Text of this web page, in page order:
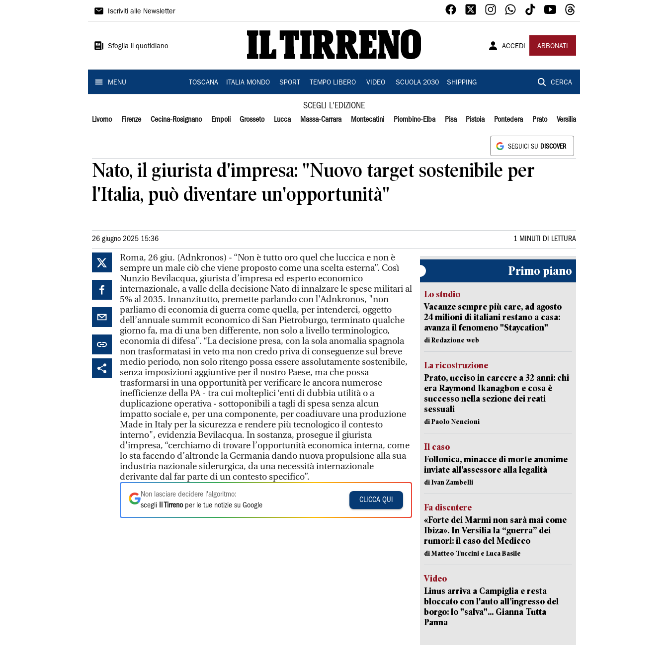
Il
Iscriviti alle Newsletter
Sfoglia il quotidiano ACCEDI ABBONATI
MENU TOSCANA ITALIA MONDO SPORT TEMPO LIBERO VIDEO SCUOLA 2030 SHIPPING CERCA
SCEGLI L'EDIZIONE
Livorno Firenze Cecina-Rosignano Empoli Grosseto Lucca Massa-Carrara Montecatini Piombino-Elba Pisa Pistoia Pontedera Prato Versilia
SEGUICI SU DISCOVER
Nato, il giurista d'impresa: "Nuovo target sostenibile per
l'Italia, può diventare un'opportunità"
26 giugno 2025 15:36 1 MINUTI DI LETTURA
Roma, 26 giu. (Adnkronos) - “Non è tutto oro quel che luccica e non è
sempre un male ciò che viene proposto come una scelta esterna”. Così
Nunzio Bevilacqua, giurista d’impresa ed esperto economico
internazionale, a valle della decisione Nato di innalzare le spese militari al
5% al 2035. Innanzitutto, premette parlando con l'Adnkronos, "non
parliamo di economia di guerra come quella, per intenderci, oggetto
dell’annuale summit economico di San Pietroburgo, terminato qualche
giorno fa, ma di una ben differente, non solo a livello terminologico,
economia di difesa". “La decisione presa, con la sola anomalia spagnola
non trasformatasi in veto ma non credo priva di conseguenze sul breve
medio periodo, non solo ritengo possa essere assolutamente sostenibile,
senza imposizioni aggiuntive per il nostro Paese, ma che possa
trasformarsi in una opportunità per verificare le ancora numerose
inefficienze della PA - tra cui molteplici ‘enti di dubbia utilità o a
duplicazione operativa - sottoponibili a tagli di spesa senza alcun
impatto sociale e, per una componente, per coadiuvare una produzione
Made in Italy per la sicurezza e rendere più tecnologico il contesto
interno", evidenzia Bevilacqua. In sostanza, prosegue il giurista
d'impresa, “cerchiamo di trovare l’opportunità economica interna, come
lo sta facendo d’altronde la Germania dando nuova propulsione alla sua
industria nazionale siderurgica, da una necessità internazionale
derivante dal far parte di un contesto specifico”.
Non lasciare decidere l'algoritmo:
scegli
Il Tirrenoper le tue notizie su Google
CLICCA QUI
Primo piano
Lo studio
Vacanze sempre più care, ad agosto
24 milioni di italiani restano a casa:
avanza il fenomeno "Staycation"
di Redazione web
La ricostruzione
Prato, ucciso in carcere a 32 anni: chi
era Raymond Ikanagbon e cosa è
successo nella sezione dei reati
sessuali
di Paolo Nencioni
Il caso
Follonica, minacce di morte anonime
inviate all’assessore alla legalità
di Ivan Zambelli
Fa discutere
«Forte dei Marmi non sarà mai come
Ibiza». In Versilia la “guerra” dei
rumori: il caso del Mediceo
di Matteo Tuccini e Luca Basile
Video
Linus arriva a Campiglia e resta
bloccato con l'auto all’ingresso del
borgo: lo "salva"... Gianna Tutta
Panna